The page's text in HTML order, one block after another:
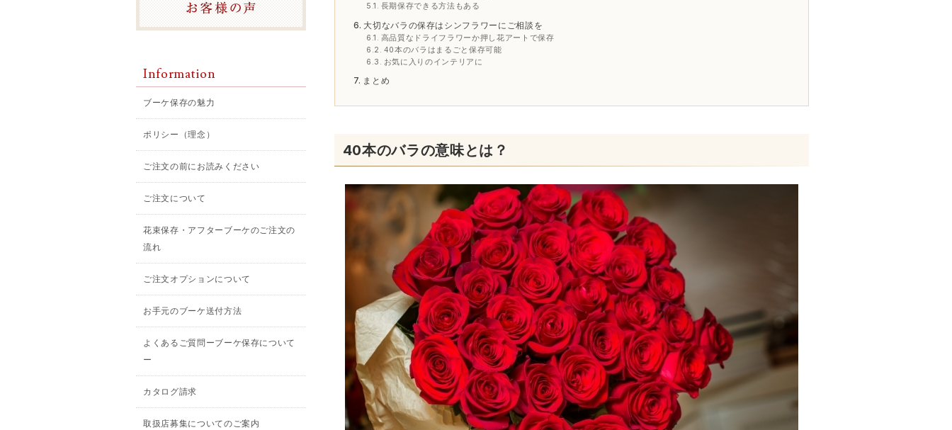
長期保存できる方法もある
大切なバラの保存はシンフラワーにご相談を
高品質なドライフラワーか押し花アートで保存
40本のバラはまるごと保存可能
お気に入りのインテリアに
まとめ
40本のバラの意味とは？
Information
ブーケ保存の魅力
ポリシー（理念）
ご注文の前にお読みください
ご注文について
花束保存・アフターブーケのご注文の
流れ
ご注文オプションについて
お手元のブーケ送付方法
よくあるご質問ーブーケ保存について
ー
カタログ請求
取扱店募集についてのご案内